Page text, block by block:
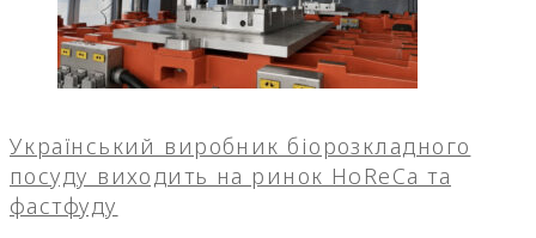
Український виробник біорозкладного
посуду виходить на ринок HoReCa та
фастфуду